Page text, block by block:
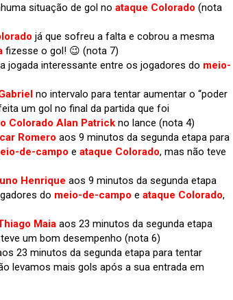
situação de gol no ataque Colorado (nota
já que sofreu a falta e cobrou a mesma
fizesse o gol! 😉 (nota 7)
jogada interessante entre os jogadores do meio-
no intervalo para tentar aumentar o “poder
um gol no final da partida que foi
Colorado Alan Patrick no lance (nota 4)
Romero aos 9 minutos da segunda etapa para
de-campo e ataque Colorado, mas não teve
Henrique aos 9 minutos da segunda etapa
do meio-de-campo e ataque Colorado,
Maia aos 23 minutos da segunda etapa
um bom desempenho (nota 6)
23 minutos da segunda etapa para tentar
levamos mais gols após a sua entrada em